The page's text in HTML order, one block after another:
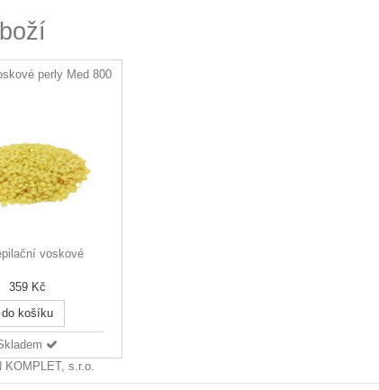
perly Med 800
voskové
359 Kč
do košíku
KOMPLET, s.r.o.